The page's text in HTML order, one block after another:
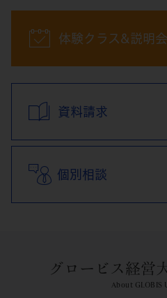
体験クラス&説明会
資料請求
個別相談
グロービス経営
About GLOBIS